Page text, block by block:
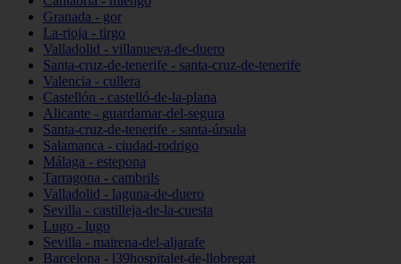
Granada - gor
La-rioja - tirgo
Valladolid - villanueva-de-duero
Santa-cruz-de-tenerife - santa-cruz-de-tenerife
Valencia - cullera
Castellón - castelló-de-la-plana
Alicante - guardamar-del-segura
Santa-cruz-de-tenerife - santa-úrsula
Salamanca - ciudad-rodrigo
Málaga - estepona
Tarragona - cambrils
Valladolid - laguna-de-duero
Sevilla - castilleja-de-la-cuesta
Lugo - lugo
Sevilla - mairena-del-aljarafe
Barcelona - l39hospitalet-de-llobregat